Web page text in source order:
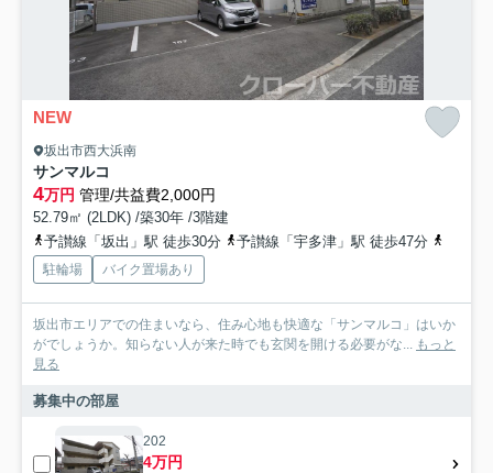
NEW
坂出市西大浜南
サンマルコ
4万円 管理/共益費2,000円
52.79㎡ (2LDK) /築30年 /3階建
予讃線「坂出」駅 徒歩30分
予讃線「宇多津」駅 徒歩47分
駐輪場 バイク置場あり
坂出市エリアでの住まいなら、住み心地も快適な「サンマルコ」はいか
がでしょうか。知らない人が来た時でも玄関を開ける必要がな... もっと
見る
募集中の部屋
202
4万円